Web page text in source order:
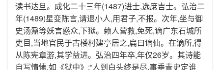
读书达旦。成化二十三年(1487)进士,选庶吉士。弘治二
年(1489)星变陈言,请退小人,用君子,不报。次年,坐与御
史汤鼐等妖言惑众,下狱。赖人营救,免死,谪广东石城所
吏目,当地官民于古楼村建亭居之,扁曰谪仙。在谪所,得
从陈宪章游,其学益进。弘治四年卒,年仅26岁。其诗能
自写情愫,如《狱中》:“人到白头终是尽,事垂青史定谁